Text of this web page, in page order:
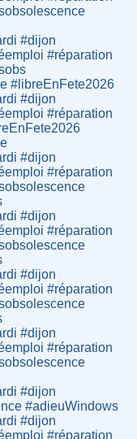
#dijon
#réparation
#libreEnFete2026
#dijon
#réparation
#dijon
#réparation
#dijon
#réparation
#dijon
#réparation
#dijon
#réparation
#dijon
#adieuWindows
#dijon
#réparation